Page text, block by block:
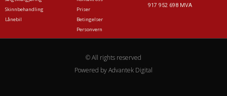
Skinnbehandling
Lånebil
Priser
Betingelser
Personvern
917 952 698 MVA
© All rights reserved
Powered by Advantek Digital